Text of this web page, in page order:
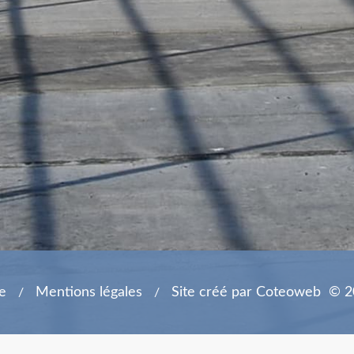
Le lycée fête la mer !
En savoir plus
Mentions légales Site créé par Coteoweb ©